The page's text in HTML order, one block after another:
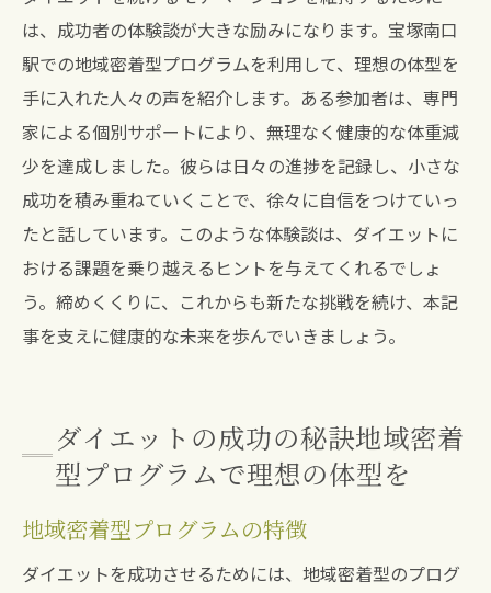
は、成功者の体験談が大きな励みになります。宝塚南口
駅での地域密着型プログラムを利用して、理想の体型を
手に入れた人々の声を紹介します。ある参加者は、専門
家による個別サポートにより、無理なく健康的な体重減
少を達成しました。彼らは日々の進捗を記録し、小さな
成功を積み重ねていくことで、徐々に自信をつけていっ
たと話しています。このような体験談は、ダイエットに
おける課題を乗り越えるヒントを与えてくれるでしょ
う。締めくくりに、これからも新たな挑戦を続け、本記
事を支えに健康的な未来を歩んでいきましょう。
ダイエットの成功の秘訣地域密着
型プログラムで理想の体型を
地域密着型プログラムの特徴
ダイエットを成功させるためには、地域密着型のプログ